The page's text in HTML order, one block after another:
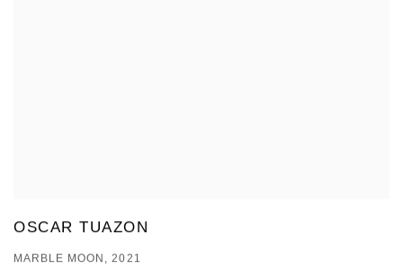
OSCAR TUAZON
MARBLE MOON, 2021